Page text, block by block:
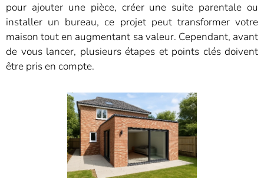
pour ajouter une pièce, créer une suite parentale ou
installer un bureau, ce projet peut transformer votre
maison tout en augmentant sa valeur. Cependant, avant
de vous lancer, plusieurs étapes et points clés doivent
être pris en compte.